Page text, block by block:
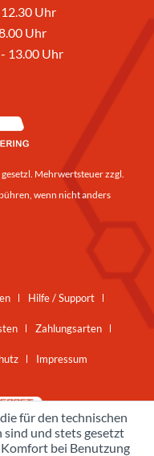
Uhr
Uhr
13.00 Uhr
Mehrwertsteuer zzgl.
wenn nicht anders
Hilfe / Support
Zahlungsarten
Impressum
für den technischen
und stets gesetzt
bei Benutzung